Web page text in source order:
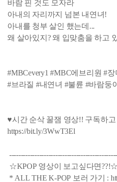
바람 핀 것도 모자라
아내의 자리까지 넘본 내연녀!
아내를 청부 살인 했는데...
왜 살아있지? 왜 입맞춤을 하고
#MBCevery1 #MBC에브리원 #
#브라질 #내연녀 #불륜 #바람둥이
♥시간 순삭 꿀잼 영상!! 구독하
https://bit.ly/3WwT3El
☆KPOP 영상이 보고싶다면??!☆
* ALL THE K-POP 보러 가기 :